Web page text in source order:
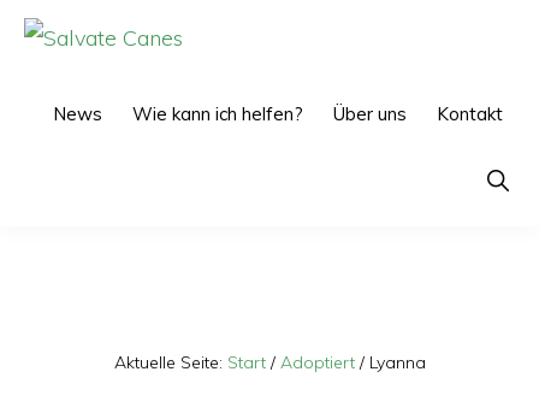
Zur
Zum
News Wie kann ich helfen? Über uns Kontakt
Show
Aktuelle Seite: Start / Adoptiert /Lyanna